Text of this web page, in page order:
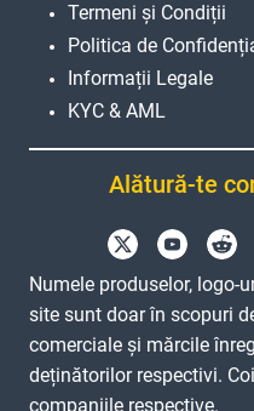
Termeni și Condiții
Politica de
Informații Legale
KYC & AML
Alătură-te
Numele produselor, logo-
site sunt doar în scopuri
comerciale și mărcile
deținătorilor respectivi.
companiile respective.